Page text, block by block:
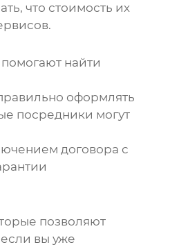
что стоимость их
найти
оформлять
посредники могут
договора с
позволяют
вы уже